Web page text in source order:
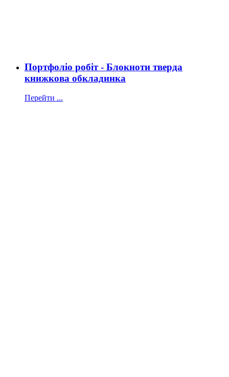
Портфоліо робіт - Блокноти тверда
книжкова обкладинка
Перейти ...